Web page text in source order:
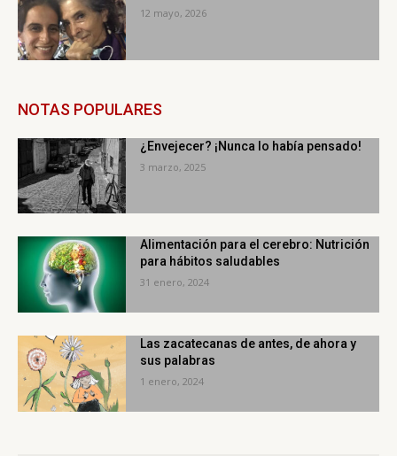
12 mayo, 2026
NOTAS POPULARES
¿Envejecer? ¡Nunca lo había pensado!
3 marzo, 2025
Alimentación para el cerebro: Nutrición
para hábitos saludables
31 enero, 2024
Las zacatecanas de antes, de ahora y
sus palabras
1 enero, 2024